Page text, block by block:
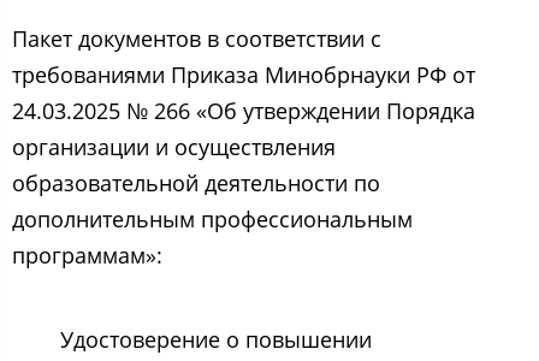
Пакет документов в соответствии с
требованиями Приказа Минобрнауки РФ от
24.03.2025 № 266 «Об утверждении Порядка
организации и осуществления
образовательной деятельности по
дополнительным профессиональным
программам»:
Удостоверение о повышении